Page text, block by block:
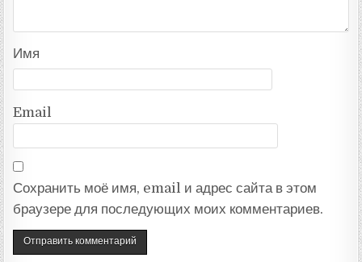
Имя
Email
Сохранить моё имя, email и адрес сайта в этом
браузере для последующих моих комментариев.